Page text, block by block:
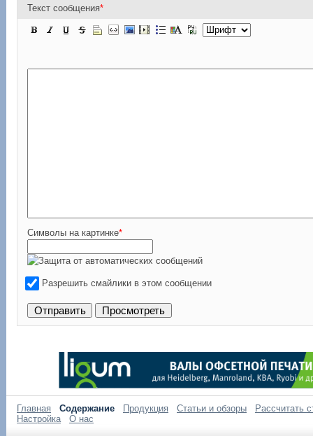
Текст сообщения*
Символы на картинке*
Разрешить смайлики в этом сообщении
Главная Содержание Продукция Статьи и обзоры
Рассчитать
Настройка
О нас